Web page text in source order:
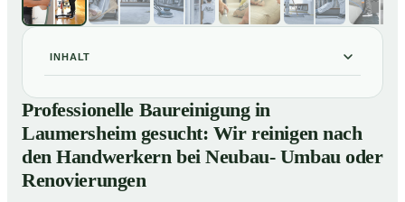
INHALT
01 Professionelle Baureinigung in Laumersheim gesucht:
Wir reinigen nach den Handwerkern bei Neubau-
Umbau oder Renovierungen
02Baureinigung in Laumersheim – Profis im Einsatz
Professionelle Baureinigung in
Laumersheim gesucht: Wir reinigen nach
den Handwerkern bei Neubau- Umbau oder
Renovierungen